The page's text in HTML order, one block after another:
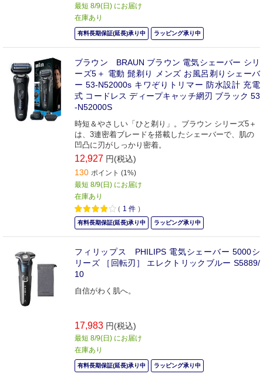
最短 8/9(日) にお届け
在庫あり
有料長期保証(延長)承り中 ラッピング承り中
ブラウン BRAUN ブラウン 電気シェーバー シリ
ーズ5＋ 電動 髭剃り メンズ お風呂剃りシェーバ
ー 53-N52000s キワぞりトリマー 防水設計 充電
式 コードレス ディープキャッチ網刃 ブラック 53
-N52000S
時短＆やさしい「ひと剃り」。ブラウン シリーズ5＋
は、3連密着ブレードを搭載したシェーバーで、肌の
凹凸に刃がしっかり密着。
12,927 円(税込)
130 ポイント (1%)
最短 8/9(日) にお届け
在庫あり
（ 1 件 ）
有料長期保証(延長)承り中 ラッピング承り中
フィリップス PHILIPS 電気シェーバー 5000シ
リーズ ［回転刃］ エレクトリックブルー S5889/
10
自信がわく肌へ。
17,983 円(税込)
最短 8/9(日) にお届け
在庫あり
有料長期保証(延長)承り中 ラッピング承り中